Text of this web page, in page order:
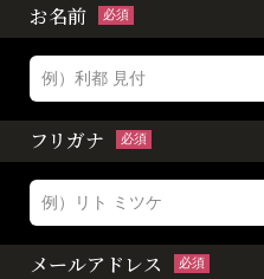
お名前 必須
フリガナ 必須
メールアドレス 必須